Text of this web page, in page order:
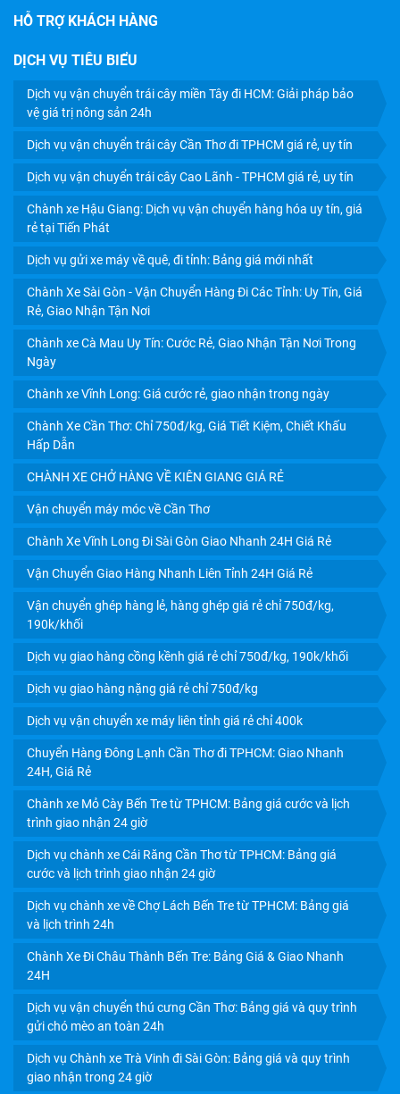
HỖ TRỢ KHÁCH HÀNG
DỊCH VỤ TIÊU BIỂU
Dịch vụ vận chuyển trái cây miền Tây đi HCM: Giải pháp bảo
vệ giá trị nông sản 24h
Dịch vụ vận chuyển trái cây Cần Thơ đi TPHCM giá rẻ, uy tín
Dịch vụ vận chuyển trái cây Cao Lãnh - TPHCM giá rẻ, uy tín
Chành xe Hậu Giang: Dịch vụ vận chuyển hàng hóa uy tín, giá
rẻ tại Tiến Phát
Dịch vụ gửi xe máy về quê, đi tỉnh: Bảng giá mới nhất
Chành Xe Sài Gòn - Vận Chuyển Hàng Đi Các Tỉnh: Uy Tín, Giá
Rẻ, Giao Nhận Tận Nơi
Chành xe Cà Mau Uy Tín: Cước Rẻ, Giao Nhận Tận Nơi Trong
Ngày
Chành xe Vĩnh Long: Giá cước rẻ, giao nhận trong ngày
Chành Xe Cần Thơ: Chỉ 750đ/kg, Giá Tiết Kiệm, Chiết Khấu
Hấp Dẫn
CHÀNH XE CHỞ HÀNG VỀ KIÊN GIANG GIÁ RẺ
Vận chuyển máy móc về Cần Thơ
Chành Xe Vĩnh Long Đi Sài Gòn Giao Nhanh 24H Giá Rẻ
Vận Chuyển Giao Hàng Nhanh Liên Tỉnh 24H Giá Rẻ
Vận chuyển ghép hàng lẻ, hàng ghép giá rẻ chỉ 750đ/kg,
190k/khối
Dịch vụ giao hàng cồng kềnh giá rẻ chỉ 750đ/kg, 190k/khối
Dịch vụ giao hàng nặng giá rẻ chỉ 750đ/kg
Dịch vụ vận chuyển xe máy liên tỉnh giá rẻ chỉ 400k
Chuyển Hàng Đông Lạnh Cần Thơ đi TPHCM: Giao Nhanh
24H, Giá Rẻ
Chành xe Mỏ Cày Bến Tre từ TPHCM: Bảng giá cước và lịch
trình giao nhận 24 giờ
Dịch vụ chành xe Cái Răng Cần Thơ từ TPHCM: Bảng giá
cước và lịch trình giao nhận 24 giờ
Dịch vụ chành xe về Chợ Lách Bến Tre từ TPHCM: Bảng giá
và lịch trình 24h
Chành Xe Đi Châu Thành Bến Tre: Bảng Giá & Giao Nhanh
24H
Dịch vụ vận chuyển thú cưng Cần Thơ: Bảng giá và quy trình
gửi chó mèo an toàn 24h
Dịch vụ Chành xe Trà Vinh đi Sài Gòn: Bảng giá và quy trình
giao nhận trong 24 giờ